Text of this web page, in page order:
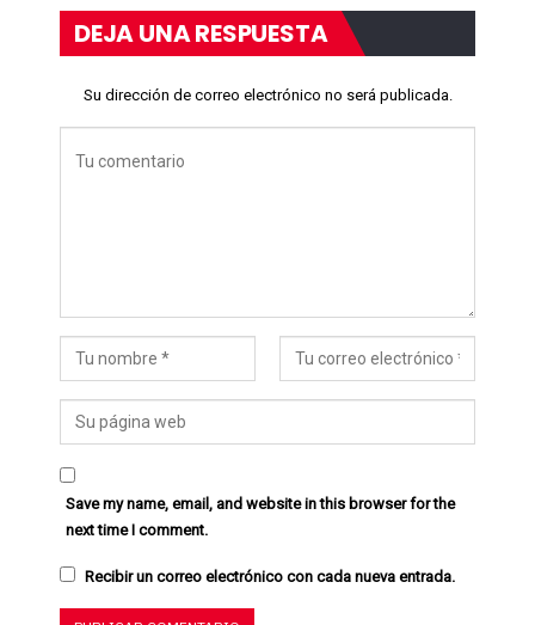
DEJA UNA RESPUESTA
Su dirección de correo electrónico no será publicada.
Save my name, email, and website in this browser for the
next time I comment.
Recibir un correo electrónico con cada nueva entrada.